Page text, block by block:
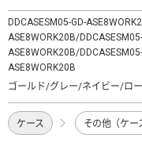
DDCASESM05-GD-
ASE8WORK20B/
ASE8WORK20B/
ASE8WORK20B
ゴールド/グレー/ネイビー/ロ
ケース その他（ケー